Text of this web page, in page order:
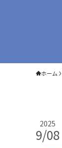
ホーム
2025
9/08